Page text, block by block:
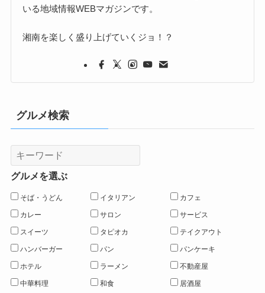
いる地域情報WEBマガジンです。
湘南を楽しく盛り上げていくジョ！？
グルメ検索
グルメを選ぶ
そば・うどん イタリアン カフェ
カレー サロン サービス
スイーツ タピオカ テイクアウト
ハンバーガー パン パンケーキ
ホテル ラーメン 不動産屋
中華料理 和食 居酒屋